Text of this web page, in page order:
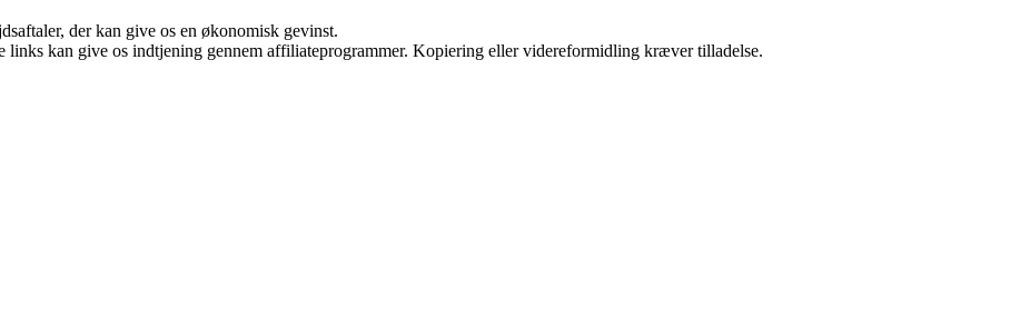
der kan give os en økonomisk gevinst.
kan give os indtjening gennem affiliateprogrammer. Kopiering eller videreformidling kræver tilladelse.